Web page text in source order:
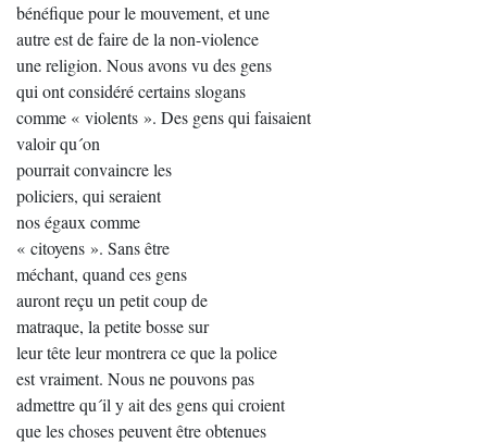
bénéfique pour le mouvement, et une
autre est de faire de la non-violence
une religion. Nous avons vu des gens
qui ont considéré certains slogans
comme « violents ». Des gens qui faisaient
valoir qu´on
pourrait convaincre les
policiers, qui seraient
nos égaux comme
« citoyens ». Sans être
méchant, quand ces gens
auront reçu un petit coup de
matraque, la petite bosse sur
leur tête leur montrera ce que la police
est vraiment. Nous ne pouvons pas
admettre qu´il y ait des gens qui croient
que les choses peuvent être obtenues